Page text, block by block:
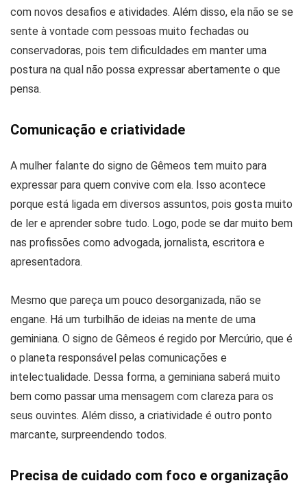
com novos desafios e atividades. Além disso, ela não se se
sente à vontade com pessoas muito fechadas ou
conservadoras, pois tem dificuldades em manter uma
postura na qual não possa expressar abertamente o que
pensa.
Comunicação e criatividade
A mulher falante do signo de Gêmeos tem muito para
expressar para quem convive com ela. Isso acontece
porque está ligada em diversos assuntos, pois gosta muito
de ler e aprender sobre tudo. Logo, pode se dar muito bem
nas profissões como advogada, jornalista, escritora e
apresentadora.
Mesmo que pareça um pouco desorganizada, não se
engane. Há um turbilhão de ideias na mente de uma
geminiana. O signo de Gêmeos é regido por Mercúrio, que é
o planeta responsável pelas comunicações e
intelectualidade. Dessa forma, a geminiana saberá muito
bem como passar uma mensagem com clareza para os
seus ouvintes. Além disso, a criatividade é outro ponto
marcante, surpreendendo todos.
Precisa de cuidado com foco e organização